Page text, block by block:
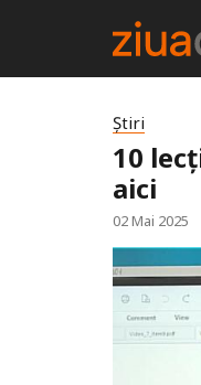
Știri
10
aici
02 Mai 2025